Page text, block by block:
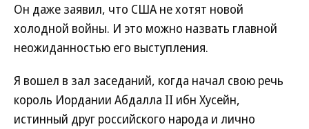
Он даже заявил, что США не хотят новой
холодной войны. И это можно назвать главной
неожиданностью его выступления.
Я вошел в зал заседаний, когда начал свою речь
король Иордании Абдалла II ибн Хусейн,
истинный друг российского народа и лично